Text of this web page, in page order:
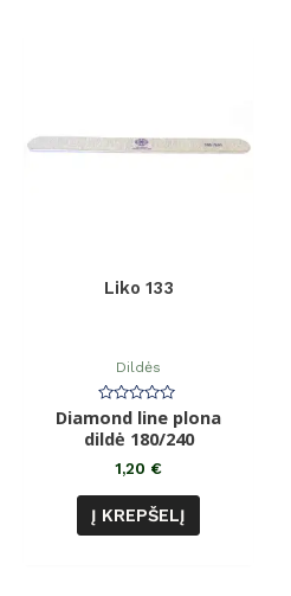
Liko 133
Dildės
Įvertinimas:
0
iš
Diamond line plona
dildė 180/240
1,20 €
Į KREPŠELĮ